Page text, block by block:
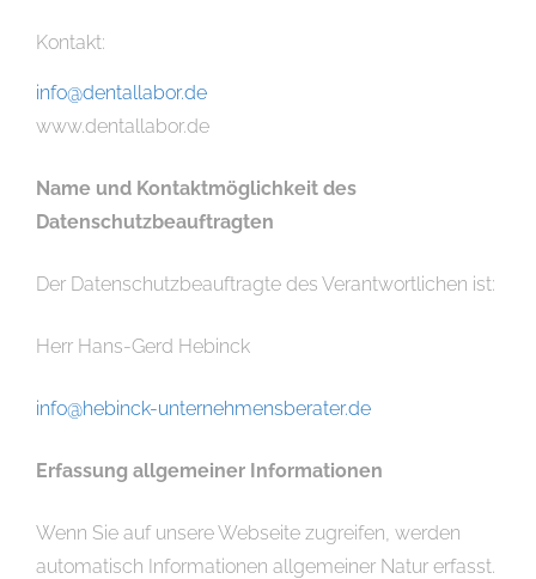
Kontakt:
info@dentallabor.de
www.dentallabor.de
Name und Kontaktmöglichkeit des
Datenschutzbeauftragten
Der Datenschutzbeauftragte des Verantwortlichen ist:
Herr Hans-Gerd Hebinck
info@hebinck-unternehmensberater.de
Erfassung allgemeiner Informationen
Wenn Sie auf unsere Webseite zugreifen, werden
automatisch Informationen allgemeiner Natur erfasst.